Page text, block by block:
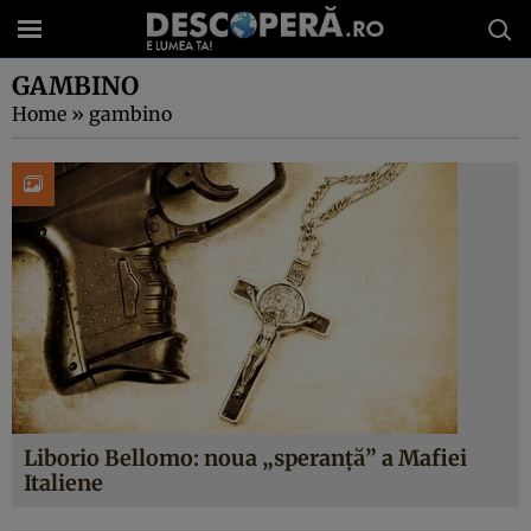
GAMBINO
Home » gambino
Liborio Bellomo: noua „speranţă” a Mafiei
Italiene